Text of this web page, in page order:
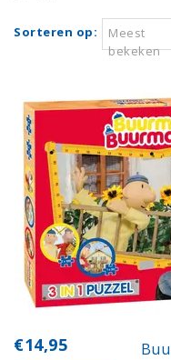
Sorteren op:
Meest
bekeken
€14,95